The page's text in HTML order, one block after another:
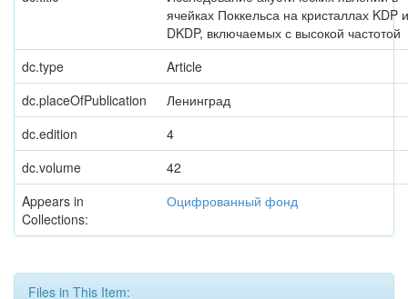
ячейках Поккельса на кристаллах KDP и
DKDP, включаемых с высокой частотой
dc.type
Article
dc.placeOfPublication
Ленинград
dc.edition
4
dc.volume
42
Appears in
Collections:
Оцифрованный фонд
Files in This Item: